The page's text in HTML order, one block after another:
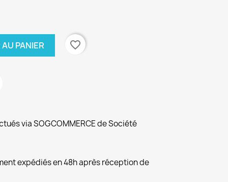
PANIER favorite_border
via SOGCOMMERCE de Société
expédiés en 48h après réception de